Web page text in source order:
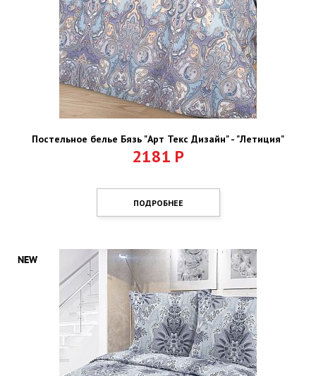
Постельное белье Бязь "Арт Текс Дизайн" - "Летиция"
2181 Р
ПОДРОБНЕЕ